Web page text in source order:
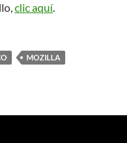
clic aquí.
MOZILLA